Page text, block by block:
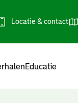
Locatie & contact
Educatie